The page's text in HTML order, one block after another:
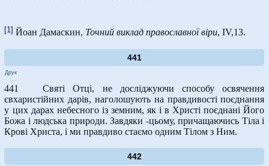
[1] Йоан Дамаскин, Точний виклад православної віри, IV,13.
441
Друк
441 Святі Отці, не досліджуючи способу освячення
євхаристійних дарів, наголошують на правдивості поєднання
у цих дарах небесного із земним, як і в Христі поєднані Його
Божа і людська природи. Завдяки -цьому, причащаючись Тіла і
Крові Христа, і ми правдиво стаємо одним Тілом з Ним.
442